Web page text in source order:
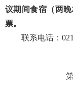
议期间食宿（两
票。
联系电话：